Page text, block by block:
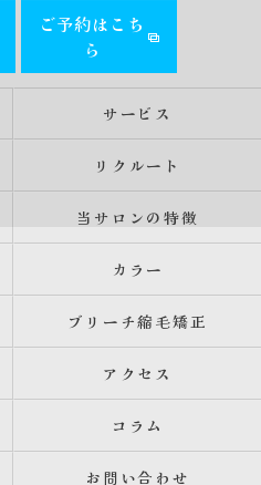
ご予約はこち
ら
サービス
リクルート
当サロンの特徴
カラー
ブリーチ縮毛矯正
アクセス
コラム
お問い合わせ